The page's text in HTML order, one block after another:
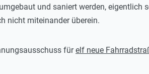
und saniert werden, eigentlich
nicht miteinander überein.
fürelf neue